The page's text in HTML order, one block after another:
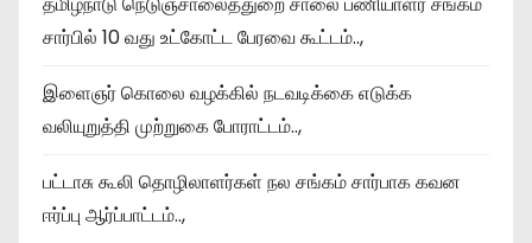
சார்பில் 10 வது உட்கோட்ட பேரவை கூட்டம்..,
இளைஞர் கொலை வழக்கில் நடவடிக்கை எடுக்க
வலியுறுத்தி முற்றுகை போராட்டம்..,
பட்டாசு கூலி தொழிலாளர்கள் நல சங்கம் சார்பாக கவன
ஈர்ப்பு ஆர்ப்பாட்டம்..,